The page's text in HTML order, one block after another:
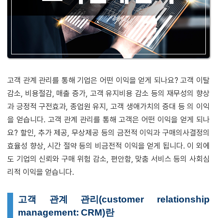
고객 관계 관리를 통해 기업은 어떤 이익을 얻게 되나요? 고객 이탈
감소, 비용절감, 매출 증가, 고객 유지비용 감소 등의 재무성의 향상
과 긍정적 구전효과, 종업원 유지, 고객 생애가치의 증대 등 의 이익
을 얻습니다. 고객 관계 관리를 통해 고객은 어떤 이익을 얻게 되나
요? 할인, 추가 제공, 무상제공 등의 금전적 이익과 구매의사결정의
효율성 향상, 시간 절약 등의 비금전적 이익을 얻게 됩니다. 이 외에
도 기업의 신뢰와 구매 위험 감소, 편안함, 맞춤 서비스 등의 사회심
리적 이익을 얻습니다.
고객 관계 관리(customer relationship
management: CRM)란